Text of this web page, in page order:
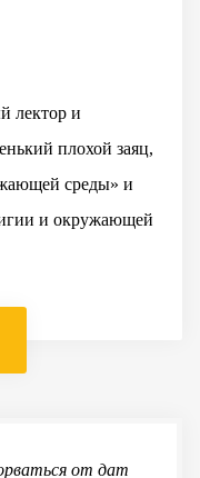
лектор и
плохой заяц,
среды» и
и окружающей
от дат